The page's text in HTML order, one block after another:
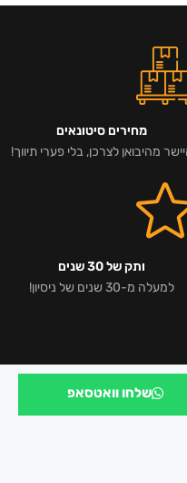
מחירים סיטונאים
מהיבואן לצרכן, בלי פערי תיווך!
ותק של 30 שנים
למעלה מ-30 שנים של ניסיון!
שלחו וואטסאפ